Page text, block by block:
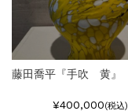
藤田喬平『手吹 黄』
¥400,000(税込)